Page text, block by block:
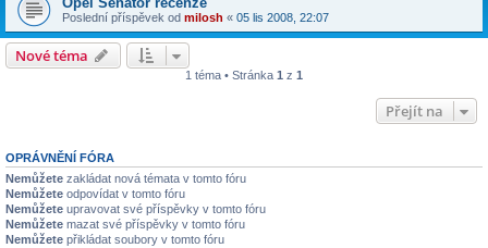
Poslední příspěvek od milosh « 05 lis 2008, 22:07
Nové téma
1 téma • Stránka 1 z 1
Přejít na
OPRÁVNĚNÍ FÓRA
Nemůžete zakládat nová témata v tomto fóru
Nemůžete odpovídat v tomto fóru
Nemůžete upravovat své příspěvky v tomto fóru
Nemůžete mazat své příspěvky v tomto fóru
Nemůžete přikládat soubory v tomto fóru